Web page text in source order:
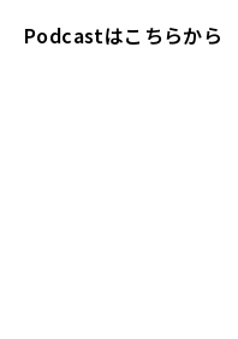
Podcastはこちらから